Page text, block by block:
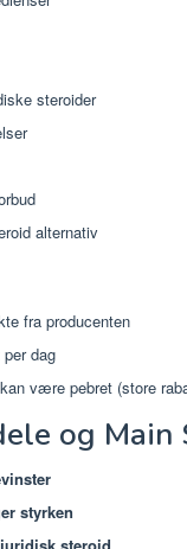
steroider
alternativ
fra producenten
dag
være pebret (store
og
styrken